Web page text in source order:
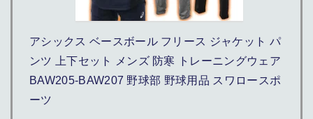
アシックス ベースボール フリース ジャケット パ
ンツ 上下セット メンズ 防寒 トレーニングウェア
BAW205-BAW207 野球部 野球用品 スワロースポ
ーツ